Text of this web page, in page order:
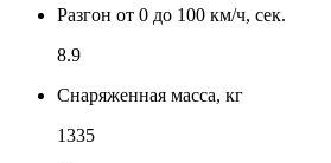
Разгон от 0 до 100 км/ч, сек.
8.9
Снаряженная масса, кг
1335